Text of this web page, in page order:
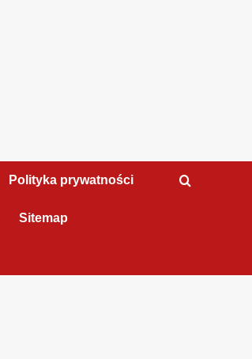
Polityka prywatności
Sitemap